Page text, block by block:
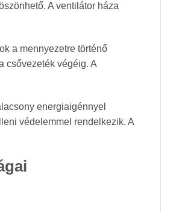
A ventilátor háza
a mennyezetre történő
csővezeték végéig. A
energiaigénnyel
védelemmel rendelkezik. A